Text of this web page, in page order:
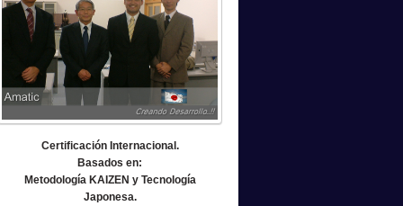
Certificación Internacional.
Basados en:
Metodología KAIZEN y Tecnología
Japonesa.